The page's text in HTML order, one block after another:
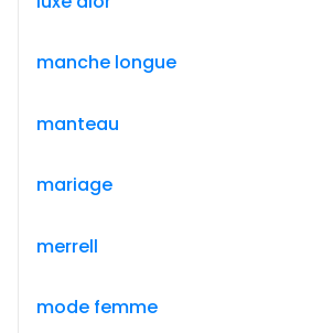
manche longue
manteau
mariage
merrell
mode femme